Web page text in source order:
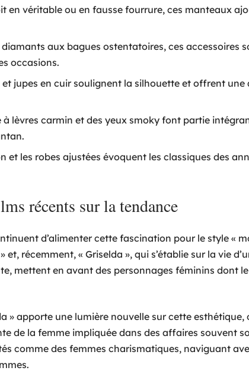
en véritable ou en fausse fourrure, ces manteaux
diamants aux bagues ostentatoires, ces accessoires
occasions.
jupes en cuir soulignent la silhouette et offrent une
à lèvres carmin et des yeux smoky font partie
et les robes ajustées évoquent les classiques des
récents sur la tendance
d’alimenter cette fascination pour le style «
récemment, « Griselda », qui s’établie sur la vie
mettent en avant des personnages féminins dont
» apporte une lumière nouvelle sur cette
de la femme impliquée dans des affaires souvent
comme des femmes charismatiques, naviguant